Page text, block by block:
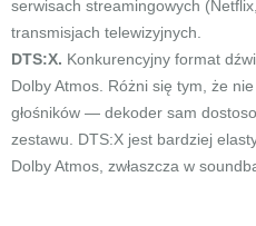
serwisach streamingowych
transmisjach telewizyjnych.
DTS:X. Konkurencyjny format
Dolby Atmos. Różni się tym, że
głośników — dekoder sam
zestawu. DTS:X jest bardziej
Dolby Atmos, zwłaszcza w